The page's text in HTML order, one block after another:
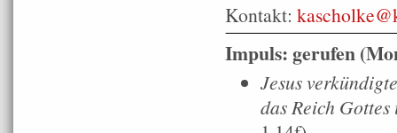
Kontakt:
Impuls: gerufen
Jesus
das Reich